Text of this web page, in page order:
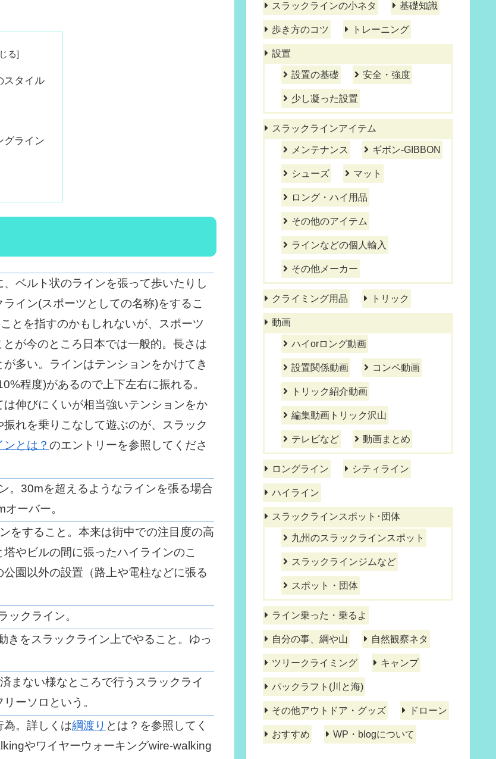
スタイル
グライン
ベルト状のラインを張って歩いたりし
イン(スポーツとしての名称)をするこ
とを指すのかもしれないが、スポーツ
が今のところ日本では一般的。長さは
多い。ラインはテンションをかけてき
程度)があるので上下左右に振れる。
伸びにくいが相当強いテンションをか
れを乗りこなして遊ぶのが、スラック
とは？ のエントリーを参照してくださ
。30mを超えるようなラインを張る場合
ーバー。
をすること。本来は街中での注目度の高
やビルの間に張ったハイラインのこ
園以外の設置（路上や電柱などに張る
クライン。
きをスラックライン上でやること。ゆっ
ない様なところで行うスラックライ
ーソロという。
。詳しくは綱渡り とは？を参照してく
やワイヤーウォーキングwire-walking
スラックラインの小ネタ 基礎知識
歩き方のコツ トレーニング
設置
設置の基礎 安全・強度
少し凝った設置
スラックラインアイテム
メンテナンス ギボン-GIBBON
シューズ マット
ロング・ハイ用品
その他のアイテム
ラインなどの個人輸入
その他メーカー
クライミング用品 トリック
動画
ハイorロング動画
設置関係動画 コンペ動画
トリック紹介動画
編集動画トリック沢山
テレビなど 動画まとめ
ロングライン シティライン
ハイライン
スラックラインスポット･団体
九州のスラックラインスポット
スラックラインジムなど
スポット・団体
ライン乗った・乗るよ
自分の事、綱や山 自然観察ネタ
ツリークライミング キャンプ
パックラフト(川と海)
その他アウトドア・グッズ ドローン
おすすめ WP・blogについて